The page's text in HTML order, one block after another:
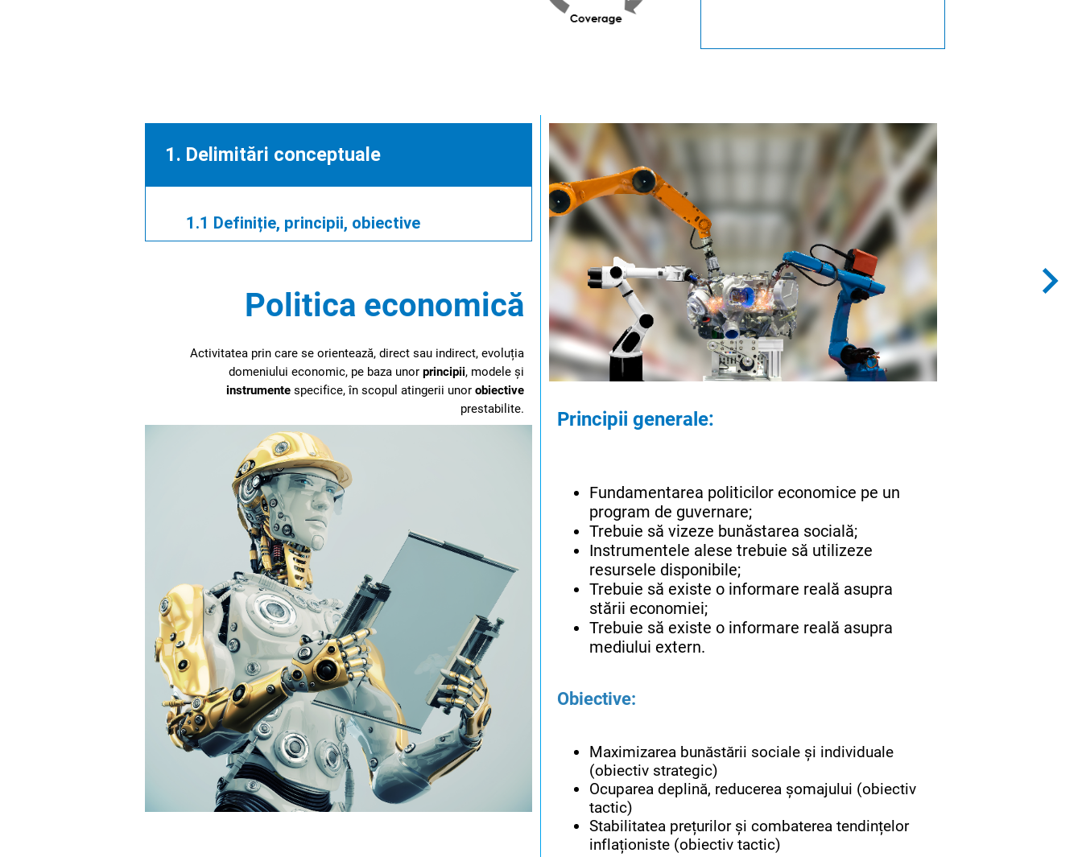
1. Delimitări conceptuale
1.1 Definiție, principii, obiective
Politica economică
Activitatea prin care se orientează, direct sau indirect, evoluția
domeniului economic, pe baza unorprincipii, modele și
instrumente specifice, în scopul atingerii unorobiective
prestabilite.
Principii generale:
Fundamentarea politicilor economice pe un
program de guvernare;
Trebuie să vizeze bunăstarea socială;
Instrumentele alese trebuie să utilizeze
resursele disponibile;
Trebuie să existe o informare reală asupra
stării economiei;
Trebuie să existe o informare reală asupra
mediului extern.
Obiective:
Maximizarea bunăstării sociale și individuale
(obiectiv strategic)
Ocuparea deplină, reducerea șomajului (obiectiv
tactic)
Stabilitatea prețurilor și combaterea tendințelor
inflaționiste (obiectiv tactic)